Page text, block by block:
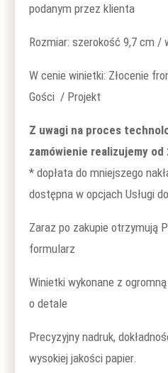
podanym przez klienta
Rozmiar: szerokość 9,7 cm /
W cenie winietki: Złocenie
Gości / Projekt
Z uwagi na proces
zamówienie realizujemy
* dopłata do mniejszego
dostępna w opcjach Usługi
Zaraz po zakupie otrzymują
formularz
Winietki wykonane z
o detale
Precyzyjny nadruk,
wysokiej jakości papier.